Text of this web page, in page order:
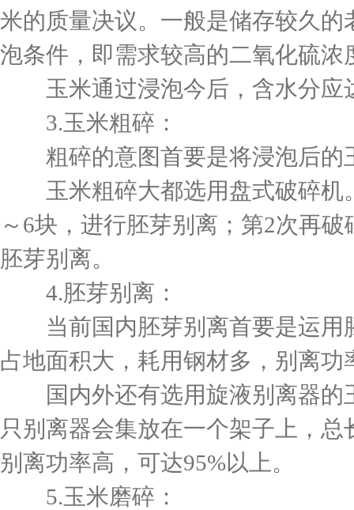
米的质量决议。一般是储存较久
泡条件，即需求较高的二氧化硫
玉米通过浸泡今后，含水分应
3.玉米粗碎：
粗碎的意图首要是将浸泡后的
玉米粗碎大都选用盘式破碎机
～6块，进行胚芽别离；第2次再
胚芽别离。
4.胚芽别离：
当前国内胚芽别离首要是运用
占地面积大，耗用钢材多，别离功
国内外还有选用旋液别离器的
只别离器会集放在一个架子上，
别离功率高，可达95%以上。
5.玉米磨碎：